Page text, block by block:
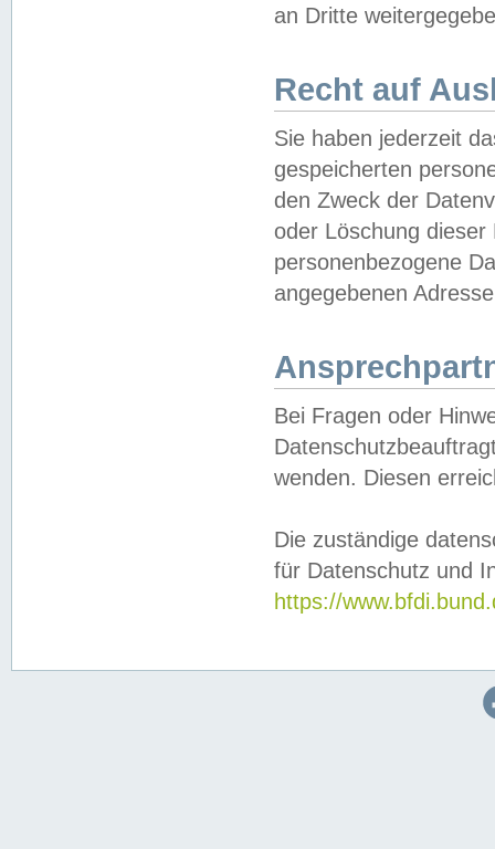
an Dritte
Recht auf
Sie haben jederzeit
gespeicherten
den Zweck der
oder Löschung
personenbezogene
angegebenen
Bei Fragen oder
wenden. Diesen
Die zuständige
für Datenschutz und
https://